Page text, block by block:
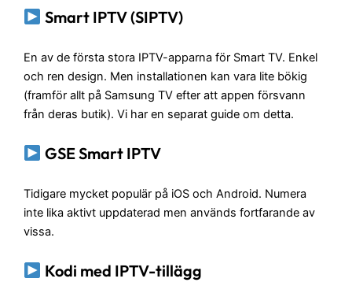
Smart IPTV (SIPTV)
En av de första stora IPTV-apparna för Smart TV. Enkel
och ren design. Men installationen kan vara lite bökig
(framför allt på Samsung TV efter att appen försvann
från deras butik). Vi har en separat guide om detta.
GSE Smart IPTV
Tidigare mycket populär på iOS och Android. Numera
inte lika aktivt uppdaterad men används fortfarande av
vissa.
Kodi med IPTV-tillägg